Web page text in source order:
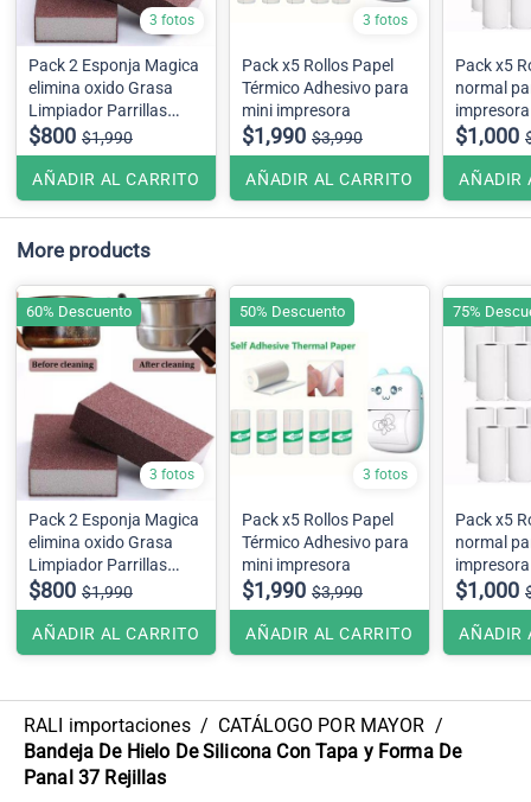
3 fotos
Pack 2 Esponja Magica
elimina oxido Grasa
Limpiador Parrillas
Ollas
colores.
$800 $1,990
AÑADIR AL CARRITO
3 fotos
Pack x5 Rollos Papel
Térmico Adhesivo para
mini impresora
$1,990 $3,990
AÑADIR AL CARRITO
Pack x5 Rollos
normal para mini
impresora
$1,000
AÑADIR
More products
3 fotos
Pack 2 Esponja Magica
elimina oxido Grasa
Limpiador Parrillas
Ollas
colores.
$800 $1,990
AÑADIR AL CARRITO
60% Descuento
3 fotos
Pack x5 Rollos Papel
Térmico Adhesivo para
mini impresora
$1,990 $3,990
AÑADIR AL CARRITO
50% Descuento
Pack x5 Rollos
normal para mini
impresora
$1,000
AÑADIR
75%
RALI importaciones / CATÁLOGO POR MAYOR /
Bandeja De Hielo De Silicona Con Tapa y Forma De
Panal 37 Rejillas